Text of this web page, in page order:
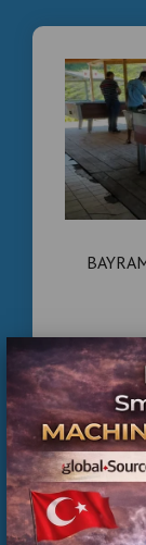
Kiralık ,